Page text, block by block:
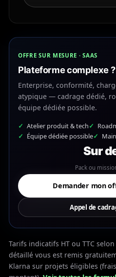
OFFRE SUR MESURE · SAAS
Plateforme complexe ?
Enterprise, conformité,
atypique — cadrage dédié,
équipe dédiée possible.
Atelier produit & tech
Équipe dédiée possible
Sur
Pack ou
Demander mon
Appel de
Tarifs indicatifs HT ou TTC
détaillé vous est remis
Klarna sur projets éligibles